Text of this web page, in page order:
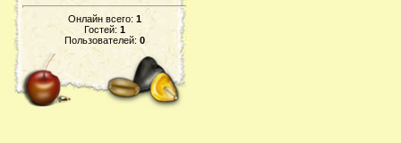
Онлайн всего: 1
Гостей: 1
Пользователей: 0